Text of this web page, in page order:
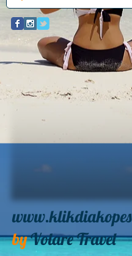
​​byVolare Travel